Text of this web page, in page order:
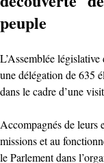
peuple
L’Assemblée
une délégation de 635
dans le cadre d’une
Accompagnés de leurs
missions et au
le Parlement dans